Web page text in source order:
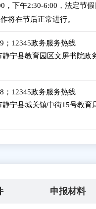
，下午2:30-6:00，法定节
将在节后正常进行。
；12345政务服务热线
静宁县教育园区文屏书院政
；12345政务服务热线
宁县城关镇中街15号教育
申报材料